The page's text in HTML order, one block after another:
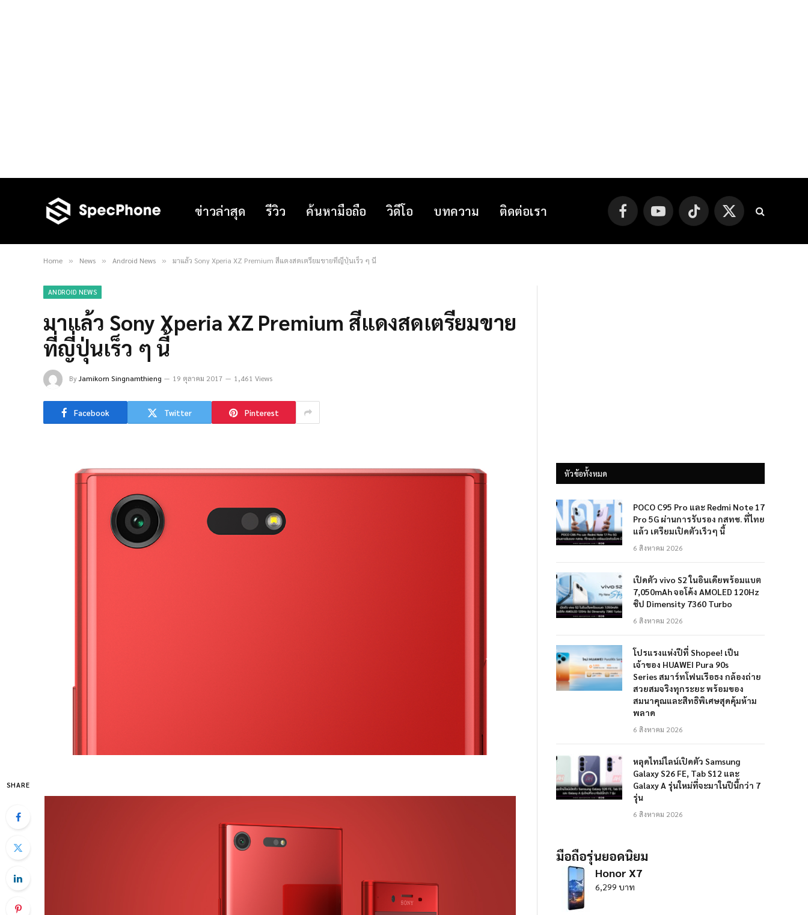
ข่าวล่าสุด รีวิว ค้นหามือถือ วิดีโอ บทความ ติดต่อเรา FacebookYouTube TikTok
X
(Twitter)
Home » News » Android News » มาแล้ว Sony Xperia XZ Premium สีแดงสดเตรียมขายที่ญี่ปุ่นเร็ว ๆ นี้
ANDROID NEWS
มาแล้ว Sony Xperia XZ Premium สีแดงสดเตรียมขาย
ที่ญี่ปุ่นเร็ว ๆ นี้
ByJamikorn Singnamthieng 19 ตุลาคม 2017 1,461 Views
Facebook Twitter Pinterest
SHARE
หัวข้อทั้งหมด
POCO C95 Pro และ Redmi Note 17
Pro 5G ผ่านการรับรอง กสทช. ที่ไทย
แล้ว เตรียมเปิดตัวเร็วๆ นี้
6 สิงหาคม 2026
เปิดตัว vivo S2 ในอินเดียพร้อมแบต
7,050mAh จอโค้ง AMOLED 120Hz
ชิป Dimensity 7360 Turbo
6 สิงหาคม 2026
โปรแรงแห่งปีที่ Shopee! เป็น
เจ้าของ HUAWEI Pura 90s
Series สมาร์ทโฟนเรือธง กล้องถ่าย
สวยสมจริงทุกระยะ พร้อมของ
สมนาคุณและสิทธิพิเศษสุดคุ้มห้าม
พลาด
6 สิงหาคม 2026
หลุดไทม์ไลน์เปิดตัว Samsung
Galaxy S26 FE, Tab S12 และ
Galaxy A รุ่นใหม่ที่จะมาในปีนี้กว่า 7
รุ่น
6 สิงหาคม 2026
มือถือรุ่นยอดนิยม
Honor X7
6,299 บาท